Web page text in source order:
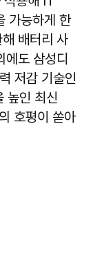
가능하게 한
배터리 사
도 삼성디
저감 기술인
인 최신
호평이 쏟아